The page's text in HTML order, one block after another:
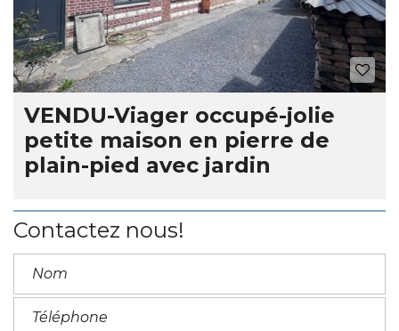
VENDU-Viager occupé-jolie
petite maison en pierre de
plain-pied avec jardin
Contactez nous!